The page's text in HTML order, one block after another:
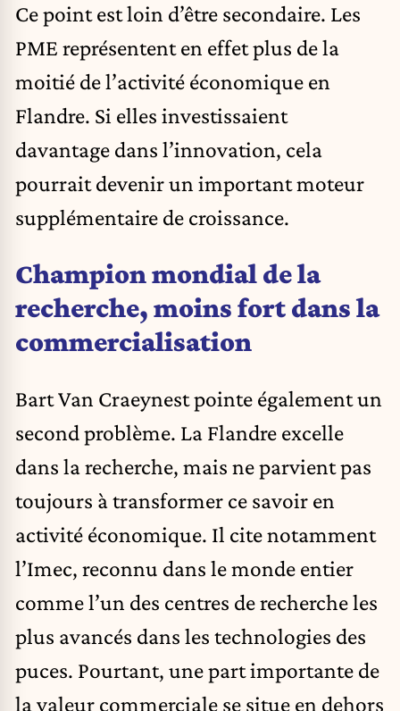
Ce point est loin d’être secondaire. Les
PME représentent en effet plus de la
moitié de l’activité économique en
Flandre. Si elles investissaient
davantage dans l’innovation, cela
pourrait devenir un important moteur
supplémentaire de croissance.
Champion mondial de la
recherche, moins fort dans la
commercialisation
Bart Van Craeynest pointe également un
second problème. La Flandre excelle
dans la recherche, mais ne parvient pas
toujours à transformer ce savoir en
activité économique. Il cite notamment
l’Imec, reconnu dans le monde entier
comme l’un des centres de recherche les
plus avancés dans les technologies des
puces. Pourtant, une part importante de
la valeur commerciale se situe en dehors